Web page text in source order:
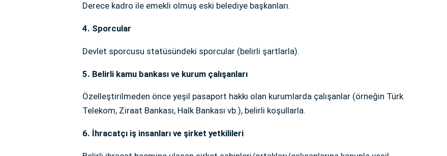
Derece kadro ile emekli olmuş eski belediye başkanları.
4. Sporcular
Devlet sporcusu statüsündeki sporcular (belirli şartlarla).
5. Belirli kamu bankası ve kurum çalışanları
Özelleştirilmeden önce yeşil pasaport hakkı olan kurumlarda çalışanlar (örneğin Türk
Telekom, Ziraat Bankası, Halk Bankası vb.), belirli koşullarla.
6. İhracatçı iş insanları ve şirket yetkilileri